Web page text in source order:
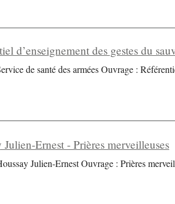
d’enseignement des gestes du
de santé des armées Ouvrage :
Julien-Ernest - Prières merveilleuses
Julien-Ernest Ouvrage : Prières